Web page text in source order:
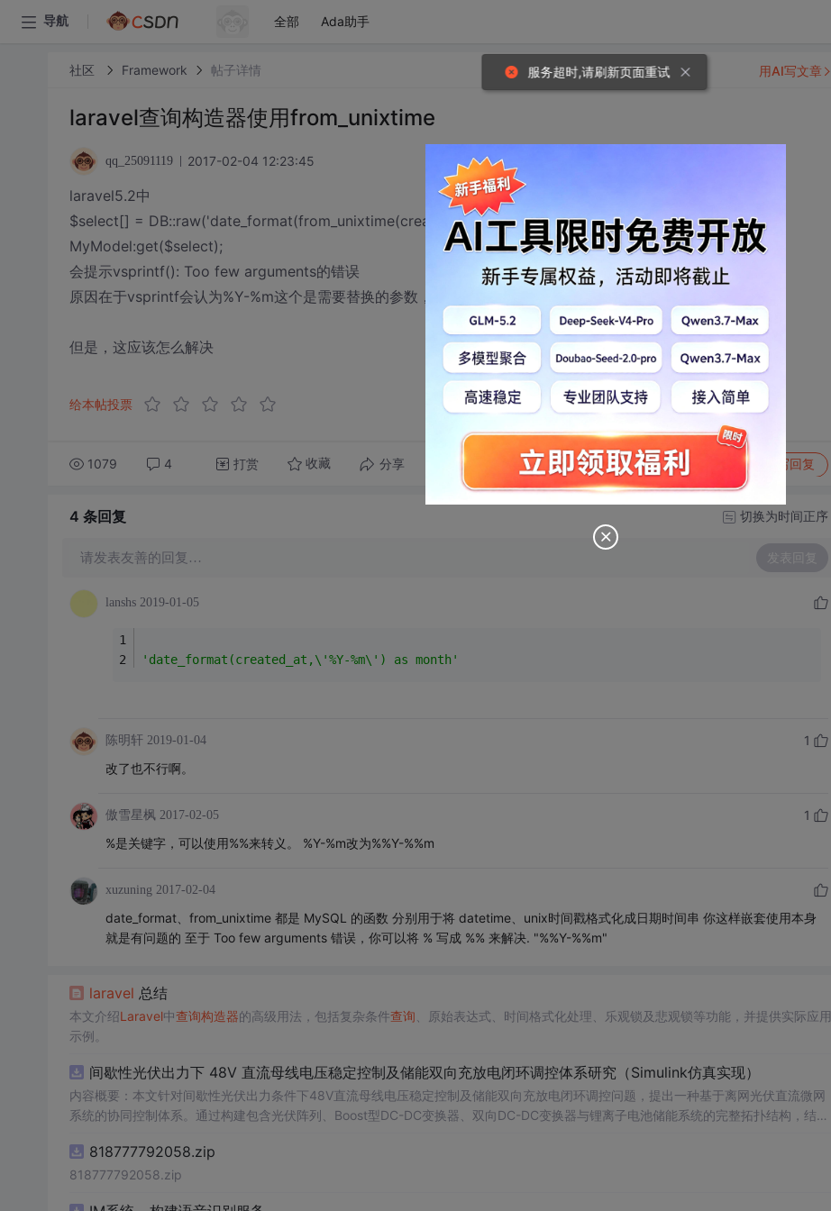
导航 全部 Ada助手
社区 Framework 帖子详情
laravel查询构造器使用from_unixtime
qq_25091119 2017-02-04 12:23:45
laravel5.2中
$select[] = DB::raw('date_format(from_unixtime(created_at),"%Y-%m") as month');
MyModel:get($select);
会提示vsprintf(): Too few arguments的错误
原因在于vsprintf会认为%Y-%m这个是需要替换的参数，但是参数并没有传递给它，所以显示“参数不够”的错误
但是，这应该怎么解决
给本帖投票
1079 4 打赏 收藏 分享 转发到动态 举报 写回复
用AI写文章
4 条回复 切换为时间正序
请发表友善的回复… 发表回复
lanshs 2019-01-05
'date_format(created_at,\'%Y-%m\') as month'
陈明轩 2019-01-04
1
改了也不行啊。
傲雪星枫 2017-02-05
1
%是关键字，可以使用%%来转义。 %Y-%m改为%%Y-%%m
xuzuning 2017-02-04
date_format、from_unixtime 都是 MySQL 的函数 分别用于将 datetime、unix时间戳格式化成日期时间串 你这样嵌套使用本身
就是有问题的 至于 Too few arguments 错误，你可以将 % 写成 %% 来解决. "%%Y-%%m"
laravel 总结
本文介绍Laravel中查询构造器的高级用法，包括复杂条件查询 、原始表达式、时间格式化处理、乐观锁及悲观锁等功能，并提供实际应用
示例。
间歇性光伏出力下 48V 直流母线电压稳定控制及储能双向充放电闭环调控体系研究（Simulink仿真实现）
内容概要：本文针对间歇性光伏出力条件下48V直流母线电压稳定控制及储能双向充放电闭环调控问题，提出一种基于离网光伏直流微网
系统的协同控制体系。通过构建包含光伏阵列、Boost型DC-DC变换器、双向DC-DC变换器与锂离子电池储能系统的完整拓扑结构，结合
压外环与电流内环双闭环控制策略，确保在光照强度波动、负载突变等动态工况下维持母线电压稳定。在Simulink环境中搭建全系统仿真
模型，验证了控制策略在多种扰动场景下的有效性与鲁棒性，显著提升了微网在无外部电网支撑下的自主运行能力和电能质量水平。; 适合
818777792058.zip
818777792058.zip
服务超时,请刷新页面重试